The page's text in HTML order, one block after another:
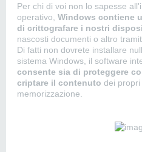
Per chi di voi non lo sapesse
operativo, Windows contiene
di crittografare i nostri
nascosti documenti o altro
Di fatti non dovrete installare
sistema Windows, il software
consente sia di proteggere
criptare il contenuto dei
memorizzazione.